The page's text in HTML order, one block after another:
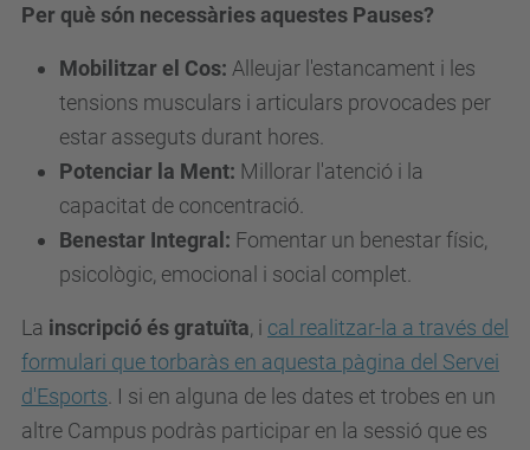
/
m
e
n
t
Per què són necessàries aquestes Pauses?
Mobilitzar el Cos: Alleujar l'estancament i les
tensions musculars i articulars provocades per
estar asseguts durant hores.
Potenciar la Ment: Millorar l'atenció i la
capacitat de concentració.
Benestar Integral: Fomentar un benestar físic,
psicològic, emocional i social complet.
La inscripció és gratuïta, i cal realitzar-la a través del
formulari que torbaràs en aquesta pàgina del Servei
d'Esports . I si en alguna de les dates et trobes en un
altre Campus podràs participar en la sessió que es